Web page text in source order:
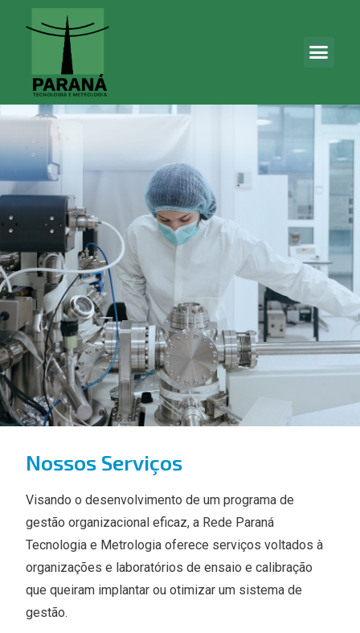
Nossos Serviços
Visando o desenvolvimento de um programa de
gestão organizacional eficaz, a Rede Paraná
Tecnologia e Metrologia oferece serviços voltados à
organizações e laboratórios de ensaio e calibração
que queiram implantar ou otimizar um sistema de
gestão.